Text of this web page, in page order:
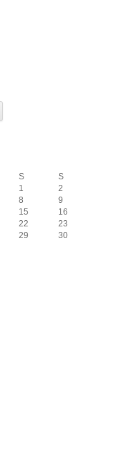
S
S
1
2
8
9
15
16
22
23
29
30